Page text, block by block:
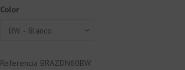
Color
Referencia BRAZDN60BW